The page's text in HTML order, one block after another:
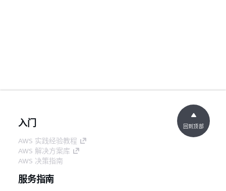
入门
AWS 实践经验教程
AWS 解决方案库
AWS 决策指南
服务指南
回到顶部